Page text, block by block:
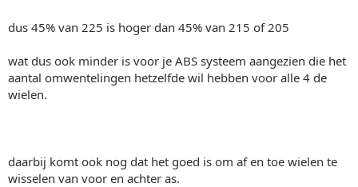
dus 45% van 225 is hoger dan 45% van 215 of 205
wat dus ook minder is voor je ABS systeem aangezien die het
aantal omwentelingen hetzelfde wil hebben voor alle 4 de
wielen.
daarbij komt ook nog dat het goed is om af en toe wielen te
wisselen van voor en achter as.